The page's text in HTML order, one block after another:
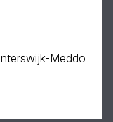
Meddo